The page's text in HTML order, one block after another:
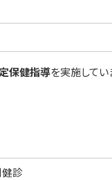
保健指導を実施してい
診